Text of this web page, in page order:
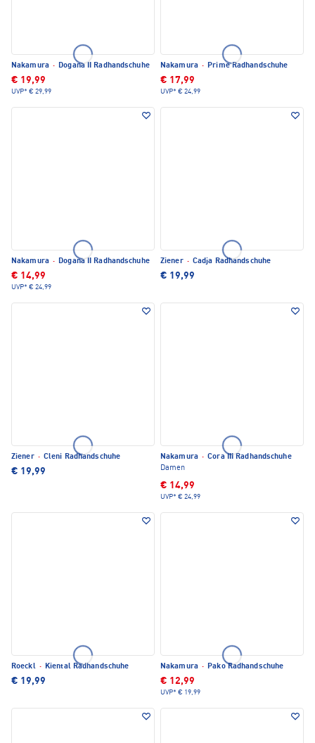
Nakamura · Dogana II Radhandschuhe
€ 19,99
UVP* € 29,99
Nakamura · Prime Radhandschuhe
€ 17,99
UVP* € 24,99
Nakamura · Dogana II Radhandschuhe
€ 14,99
UVP* € 24,99
Ziener · Cadja Radhandschuhe
€ 19,99
Ziener · Cleni Radhandschuhe
€ 19,99
Nakamura · Cora III Radhandschuhe
Damen
€ 14,99
UVP* € 24,99
Roeckl · Kiental Radhandschuhe
€ 19,99
Nakamura · Pako Radhandschuhe
€ 12,99
UVP* € 19,99